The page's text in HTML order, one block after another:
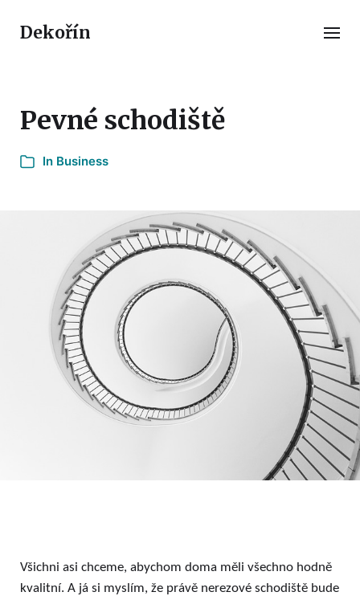
Dekořín
Pevné schodiště
In Business
Všichni asi chceme, abychom doma měli všechno hodně
kvalitní. A já si myslím, že právě nerezové schodiště bude